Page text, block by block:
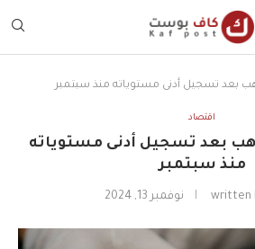
بعد تسجيل أدنى مستوياته منذ سبتمبر
اقتصاد
بعد تسجيل أدنى مستوياته
منذ سبتمبر
written نوفمبر 13, 2024